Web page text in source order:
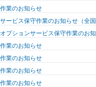
業のお知らせ
ービス保守作業のお知らせ（全国
プションサービス保守作業のお知
業のお知らせ
業のお知らせ
業のお知らせ
業のお知らせ